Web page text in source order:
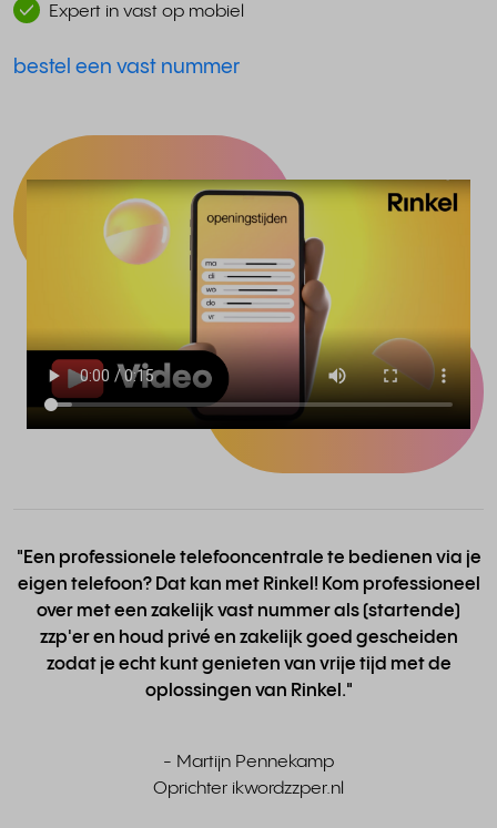
Expert in vast op mobiel
bestel een vast nummer
"Een professionele telefooncentrale te bedienen via je
eigen telefoon? Dat kan met Rinkel! Kom professioneel
over met een zakelijk vast nummer als (startende)
zzp'er en houd privé en zakelijk goed gescheiden
zodat je echt kunt genieten van vrije tijd met de
oplossingen van Rinkel."
- Martijn Pennekamp
Oprichter ikwordzzper.nl